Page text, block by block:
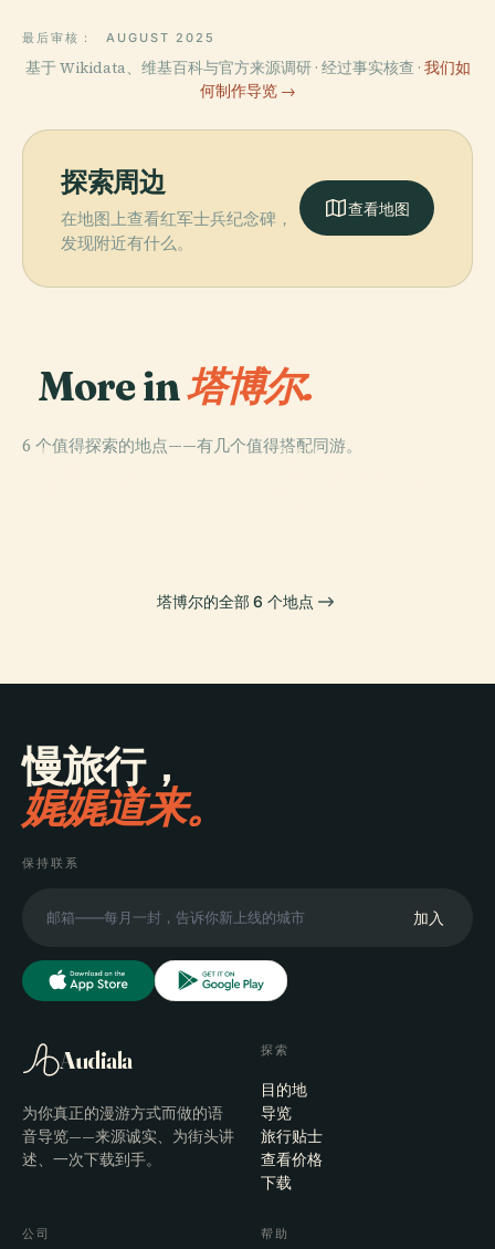
最后审核： AUGUST 2025
基于 Wikidata、维基百科与官方来源调研 · 经过事实核查 · 我们如
何制作导览 →
探索周边
在地图上查看红军士兵纪念碑，
发现附近有什么。
查看地图
More in塔博尔.
6 个值得探索的地点——有几个值得搭配同游。
PLACE PLACE
PLACE
塔博尔的全部 6 个地点
慢旅行，
娓娓道来。
保持联系
加入
Audiala
为你真正的漫游方式而做的语
音导览——来源诚实、为街头讲
述、一次下载到手。
探索
目的地
导览
旅行贴士
查看价格
下载
公司 帮助